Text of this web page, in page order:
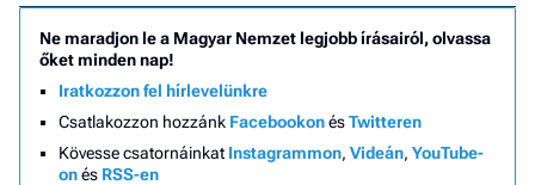
Ne maradjon le a Magyar Nemzet legjobb írásairól, olvassa
őket minden nap!
Iratkozzon fel hírlevelünkre
Csatlakozzon hozzánk FacebookonésTwitteren
Kövesse csatornáinkat Instagrammon, Videán, YouTube-
onés RSS-en